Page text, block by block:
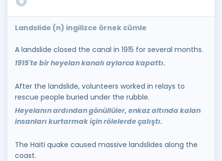
Landslide (n) ingilizce örnek cümle
A landslide closed the canal in 1915 for several months.
1915'te bir heyelan kanalı aylarca kapattı.
After the landslide, volunteers worked in relays to
rescue people buried under the rubble.
Heyelanın ardından gönüllüler, enkaz altında kalan
insanları kurtarmak için rölelerde çalıştı.
The Haiti quake caused massive landslides along the
coast.